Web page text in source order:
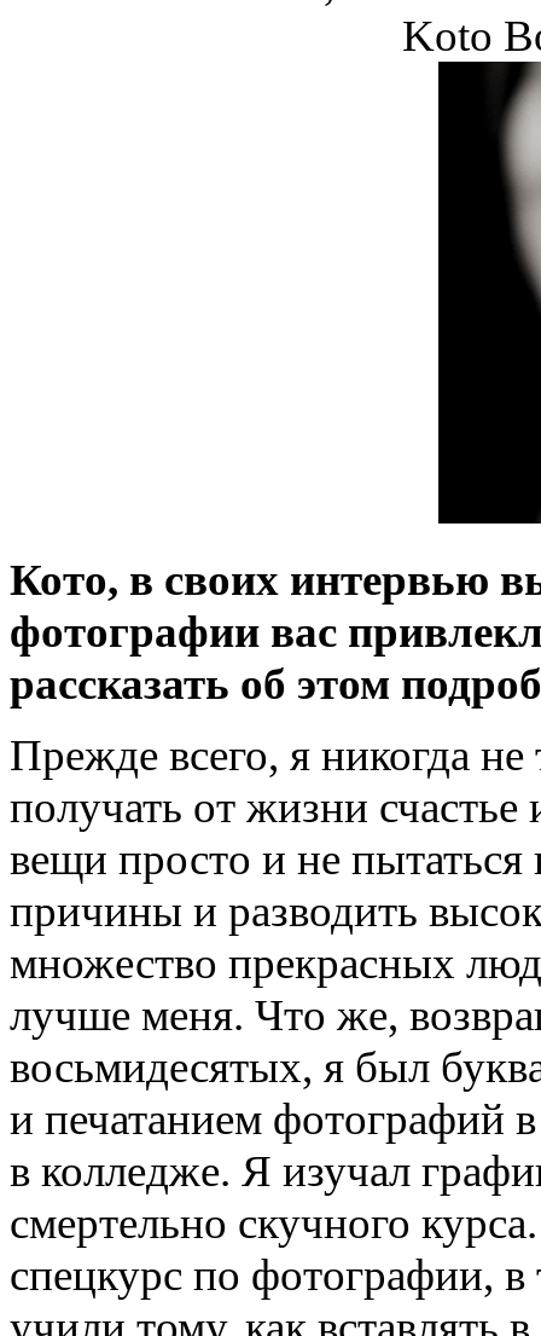
Кото, в своих интервью
фотографии вас
рассказать об этом
Прежде всего, я никогда не
получать от жизни
вещи просто и не пытаться
причины и разводить
множество прекрасных
лучше меня. Что же,
восьмидесятых, я был
и печатанием фотографий
в колледже. Я изучал
смертельно скучного
спецкурс по фотографии, в